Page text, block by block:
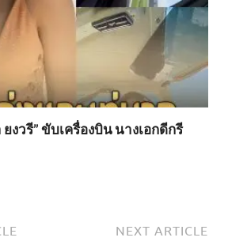
งวรี” ขับเครื่องบิน นางเอกดีกรี
NEXT ARTICLE